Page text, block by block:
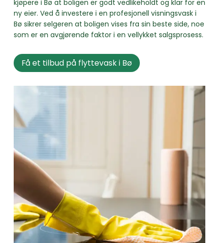
kjøpere i Bø at boligen er godt vedlikeholdt og klar for en
ny eier. Ved å investere i en profesjonell visningsvask i
Bø sikrer selgeren at boligen vises fra sin beste side, noe
som er en avgjørende faktor i en vellykket salgsprosess.
Få et tilbud på flyttevask i Bø